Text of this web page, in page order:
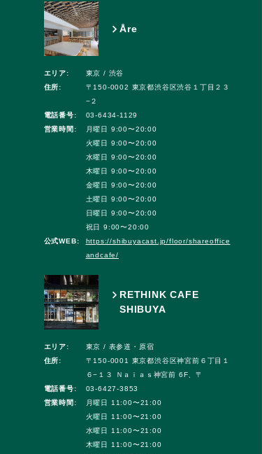
Åre
エリア:
東京 / 渋谷
住所:
〒150-0002 東京都渋谷区渋谷１丁目２３
−２
電話番号:
03-6434-1129
営業時間:
月曜日 9:00〜20:00
火曜日 9:00〜20:00
水曜日 9:00〜20:00
木曜日 9:00〜20:00
金曜日 9:00〜20:00
土曜日 9:00〜20:00
日曜日 9:00〜20:00
祝日 9:00〜20:00
公式WEB:
https://shibuyacast.jp/floor/shareoffice
andcafe/
RETHINK CAFE
SHIBUYA
エリア:
東京 / 表参道・原宿
住所:
〒150-0001 東京都渋谷区神宮前６丁目１
６−１３ Ｎａｉａｓ神宮前 6F、〒
電話番号:
03-6427-3853
営業時間:
月曜日 11:00〜21:00
火曜日 11:00〜21:00
水曜日 11:00〜21:00
木曜日 11:00〜21:00